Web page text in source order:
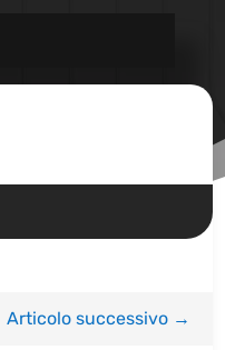
Articolo successivo→